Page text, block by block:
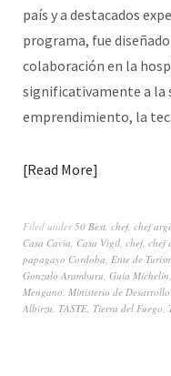
país y a destacados
programa, fue
colaboración en la
significativamente a la
emprendimiento, la
Read More
Filed under50 Best, chef, chef
Casa Cavia, Casa Vigil, chef, chef
papagayo Cordoba, Ente de
Gonzalo Aramburu, Guia Michelin,
Mengano, Ministerio de
Albirzu, TASTE, Tierra del Fuego,